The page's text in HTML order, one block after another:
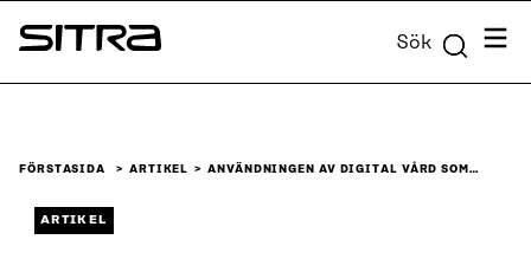
Skip to
content
Sitra Sök Meny
FÖRSTASIDA ARTIKEL ANVÄNDNINGEN AV DIGITAL VÅRD SOM…
ARTIKEL